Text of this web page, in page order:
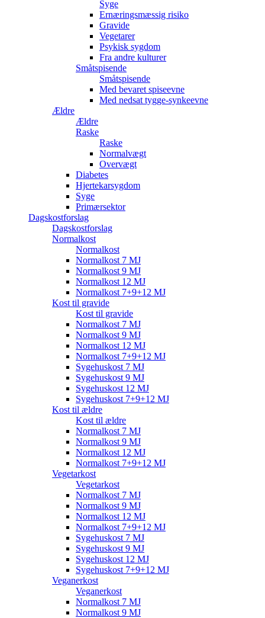
Syge
Ernæringsmæssig risiko
Gravide
Vegetarer
Psykisk sygdom
Fra andre kulturer
Småtspisende
Småtspisende
Med bevaret spiseevne
Med nedsat tygge-synkeevne
Ældre
Ældre
Raske
Raske
Normalvægt
Overvægt
Diabetes
Hjertekarsygdom
Syge
Primærsektor
Dagskostforslag
Dagskostforslag
Normalkost
Normalkost
Normalkost 7 MJ
Normalkost 9 MJ
Normalkost 12 MJ
Normalkost 7+9+12 MJ
Kost til gravide
Kost til gravide
Normalkost 7 MJ
Normalkost 9 MJ
Normalkost 12 MJ
Normalkost 7+9+12 MJ
Sygehuskost 7 MJ
Sygehuskost 9 MJ
Sygehuskost 12 MJ
Sygehuskost 7+9+12 MJ
Kost til ældre
Kost til ældre
Normalkost 7 MJ
Normalkost 9 MJ
Normalkost 12 MJ
Normalkost 7+9+12 MJ
Vegetarkost
Vegetarkost
Normalkost 7 MJ
Normalkost 9 MJ
Normalkost 12 MJ
Normalkost 7+9+12 MJ
Sygehuskost 7 MJ
Sygehuskost 9 MJ
Sygehuskost 12 MJ
Sygehuskost 7+9+12 MJ
Veganerkost
Veganerkost
Normalkost 7 MJ
Normalkost 9 MJ